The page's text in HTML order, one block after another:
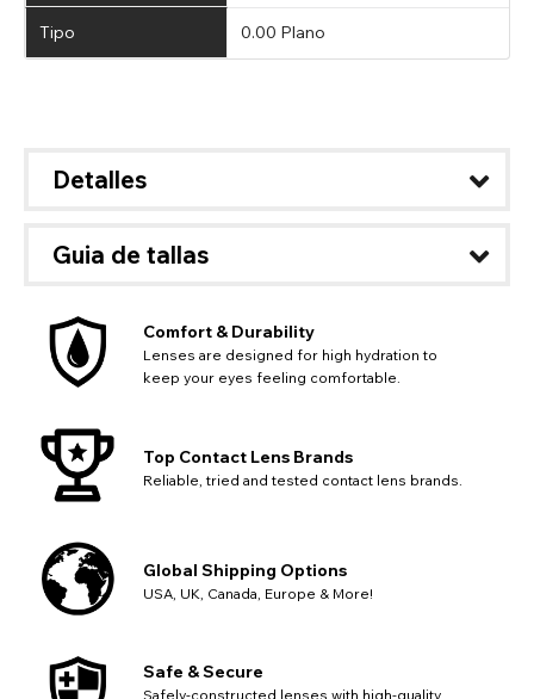
Tipo 0.00 Plano
Detalles
Guia de tallas
Comfort & Durability
Lenses are designed for high hydration to
keep your eyes feeling comfortable.
Top Contact Lens Brands
Reliable, tried and tested contact lens brands.
Global Shipping Options
USA, UK, Canada, Europe & More!
Safe & Secure
Safely-constructed lenses with high-quality